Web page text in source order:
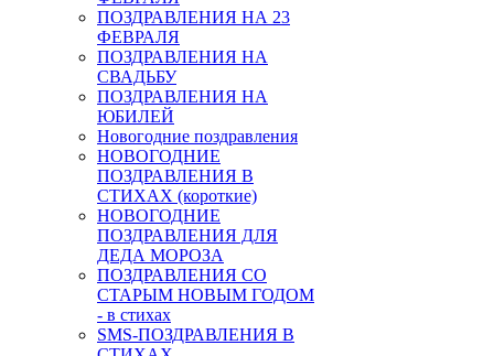
ПОЗДРАВЛЕНИЯ НА 23
ФЕВРАЛЯ
ПОЗДРАВЛЕНИЯ НА
СВАДЬБУ
ПОЗДРАВЛЕНИЯ НА
ЮБИЛЕЙ
Новогодние поздравления
НОВОГОДНИЕ
ПОЗДРАВЛЕНИЯ В
СТИХАХ (короткие)
НОВОГОДНИЕ
ПОЗДРАВЛЕНИЯ ДЛЯ
ДЕДА МОРОЗА
ПОЗДРАВЛЕНИЯ СО
СТАРЫМ НОВЫМ ГОДОМ
- в стихах
SMS-ПОЗДРАВЛЕНИЯ В